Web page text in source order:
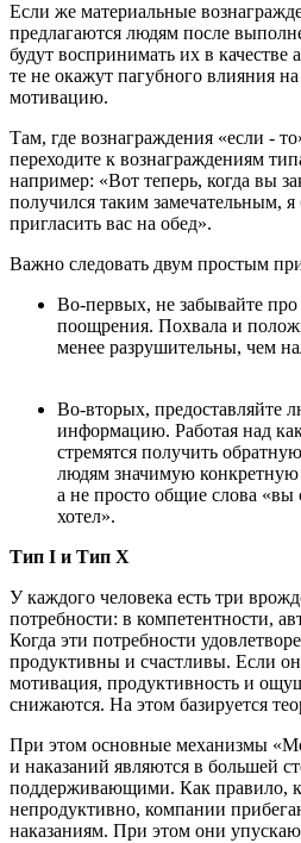
Если же материальные
предлагаются людям после
будут воспринимать их в качестве
те не окажут пагубного влияния
мотивацию.
Там, где вознаграждения «если -
переходите к вознаграждениям
например: «Вот теперь, когда вы
получился таким замечательным, я
пригласить вас на обед».
Важно следовать двум простым
Во-первых, не забывайте
поощрения. Похвала и
менее разрушительны, чем
Во-вторых, предоставляйте
информацию. Работая над
стремятся получить
людям значимую
а не просто общие слова «вы
хотел».
Тип I и Тип X
У каждого человека есть три
потребности: в компетентности,
Когда эти потребности
продуктивны и счастливы. Если
мотивация, продуктивность и
снижаются. На этом базируется
При этом основные механизмы
и наказаний являются в большей
поддерживающими. Как правило,
непродуктивно, компании
наказаниям. При этом они